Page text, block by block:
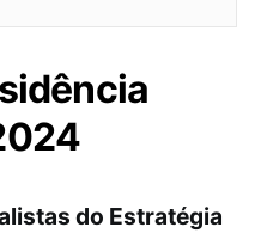
do Estratégia